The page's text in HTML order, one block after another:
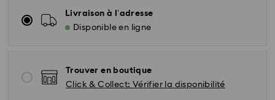
Livraison à l’adresse
Disponible en ligne
Trouver en boutique
Click & Collect: Vérifier la disponibilité